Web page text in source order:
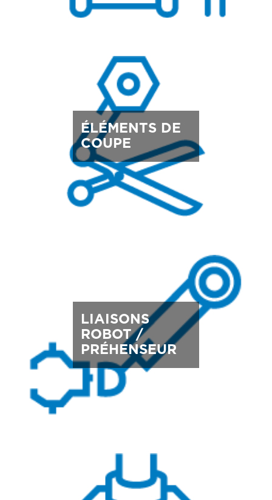
ÉLÉMENTS DE
COUPE
LIAISONS
ROBOT /
PRÉHENSEUR